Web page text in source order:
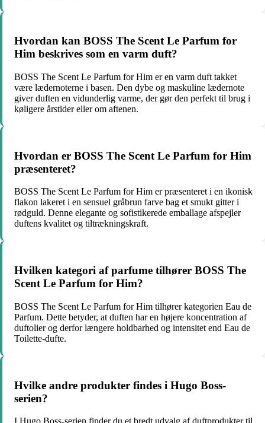
Hvordan kan BOSS The Scent Le Parfum for
Him beskrives som en varm duft?
BOSS The Scent Le Parfum for Him er en varm duft takket
være lædernoterne i basen. Den dybe og maskuline lædernote
giver duften en vidunderlig varme, der gør den perfekt til brug i
køligere årstider eller om aftenen.
Hvordan er BOSS The Scent Le Parfum for Him
præsenteret?
BOSS The Scent Le Parfum for Him er præsenteret i en ikonisk
flakon lakeret i en sensuel gråbrun farve bag et smukt gitter i
rødguld. Denne elegante og sofistikerede emballage afspejler
duftens kvalitet og tiltrækningskraft.
Hvilken kategori af parfume tilhører BOSS The
Scent Le Parfum for Him?
BOSS The Scent Le Parfum for Him tilhører kategorien Eau de
Parfum. Dette betyder, at duften har en højere koncentration af
duftolier og derfor længere holdbarhed og intensitet end Eau de
Toilette-dufte.
Hvilke andre produkter findes i Hugo Boss-
serien?